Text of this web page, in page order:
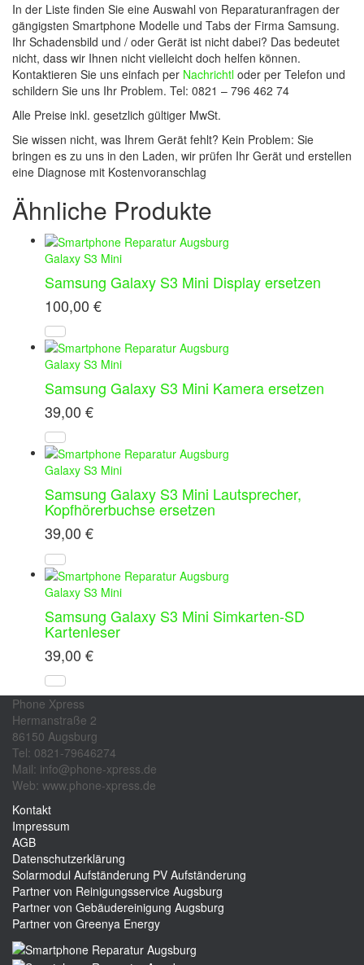
In der Liste finden Sie eine Auswahl von Reparaturanfragen der
gängigsten Smartphone Modelle und Tabs der Firma Samsung.
Ihr Schadensbild und / oder Gerät ist nicht dabei? Das bedeutet
nicht, dass wir Ihnen nicht vielleicht doch helfen können.
Kontaktieren Sie uns einfach per Nachrichtl oder per Telefon und
schildern Sie uns Ihr Problem. Tel: 0821 – 796 462 74
Alle Preise inkl. gesetzlich gültiger MwSt.
Sie wissen nicht, was Ihrem Gerät fehlt? Kein Problem: Sie
bringen es zu uns in den Laden, wir prüfen Ihr Gerät und erstellen
eine Diagnose mit Kostenvoranschlag
Ähnliche Produkte
Galaxy S3 Mini
Samsung Galaxy S3 Mini Display ersetzen
100,00 €
Galaxy S3 Mini
Samsung Galaxy S3 Mini Kamera ersetzen
39,00 €
Galaxy S3 Mini
Samsung Galaxy S3 Mini Lautsprecher,
Kopfhörerbuchse ersetzen
39,00 €
Galaxy S3 Mini
Samsung Galaxy S3 Mini Simkarten-SD
Kartenleser
39,00 €
Phone Xpress
Hermanstraße 2
86150 Augsburg
Tel: 0821-79646274
Mail: info@phone-xpress.de
Web: www.phone-xpress.de
Kontakt
Impressum
AGB
Datenschutzerklärung
Solarmodul Aufständerung PV Aufständerung
Partner von Reinigungsservice Augsburg
Partner von Gebäudereinigung Augsburg
Partner von Greenya Energy